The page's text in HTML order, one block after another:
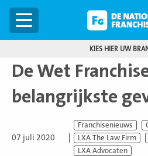
Menu
KIES HIER UW
De Wet
belangrijkste
07 juli 2020
Franchisenieuws
LXA The Law Firm
LXA Advocaten